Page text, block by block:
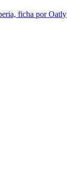
ficha por Oatly